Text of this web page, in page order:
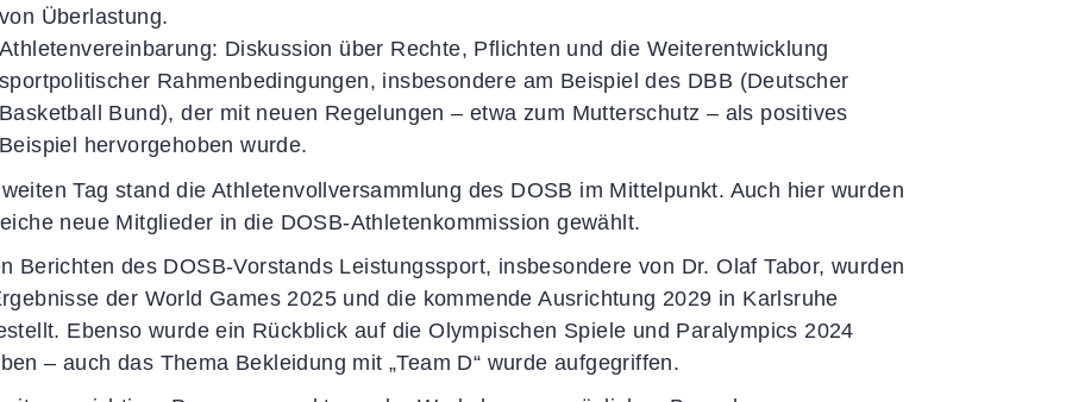
von Überlastung.
Athletenvereinbarung: Diskussion über Rechte, Pflichten und die Weiterentwicklung
sportpolitischer Rahmenbedingungen, insbesondere am Beispiel des DBB (Deutscher
Basketball Bund), der mit neuen Regelungen – etwa zum Mutterschutz – als positives
Beispiel hervorgehoben wurde.
Tag stand die Athletenvollversammlung des DOSB im Mittelpunkt. Auch hier wurden
neue Mitglieder in die DOSB-Athletenkommission gewählt.
Berichten des DOSB-Vorstands Leistungssport, insbesondere von Dr. Olaf Tabor, wurden
der World Games 2025 und die kommende Ausrichtung 2029 in Karlsruhe
Ebenso wurde ein Rückblick auf die Olympischen Spiele und Paralympics 2024
– auch das Thema Bekleidung mit „Team D“ wurde aufgegriffen.